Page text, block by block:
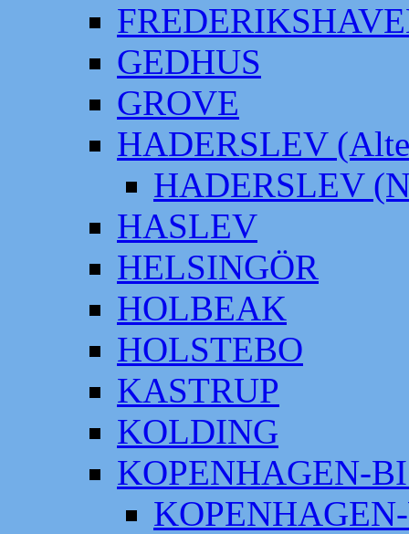
GEDHUS
GROVE
HADERSLEV
HADERSLEV
HASLEV
HELSINGÖR
HOLBEAK
HOLSTEBO
KASTRUP
KOLDING
KOPENHAGEN-